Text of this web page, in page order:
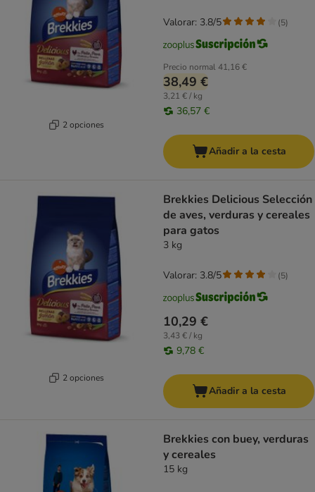
2 opciones
Precio normal41,16 €
38,49 €
3,21 € / kg
36,57 €
Valorar: 3.8/5 (5)
Añadir a la cesta
2 opciones
Brekkies Delicious Selección
de aves, verduras y cereales
para gatos
3 kg
10,29 €
3,43 € / kg
9,78 €
Valorar: 3.8/5 (5)
Añadir a la cesta
Brekkies con buey, verduras
y cereales
15 kg